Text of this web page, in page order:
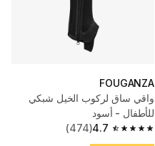
FOUGANZA
واقي ساق لركوب الخيل شبكي
للأطفال - أسود
4.7
4.7 out of 5 stars from 474 reviews
(474)